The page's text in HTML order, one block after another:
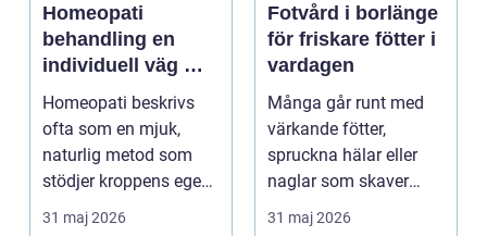
Homeopati
behandling en
individuell väg mot
bättre balans
Homeopati beskrivs
ofta som en mjuk,
naturlig metod som
stödjer kroppens egen
läkningsförmåga. I
31 maj 2026
Fotvård i borlänge
för friskare fötter i
vardagen
Många går runt med
värkande fötter,
spruckna hälar eller
naglar som skaver
utan att göra något åt
31 maj 2026